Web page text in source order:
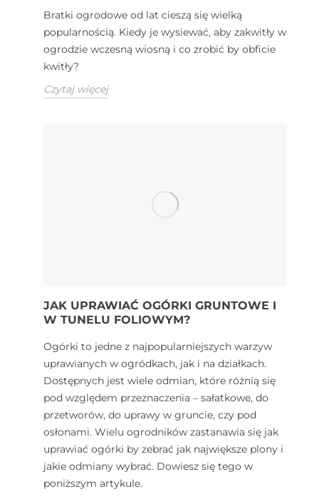
Bratki ogrodowe od lat cieszą się wielką
popularnością. Kiedy je wysiewać, aby zakwitły w
ogrodzie wczesną wiosną i co zrobić by obficie
kwitły?
Czytaj więcej
JAK UPRAWIAĆ OGÓRKI GRUNTOWE I
W TUNELU FOLIOWYM?
Ogórki to jedne z najpopularniejszych warzyw
uprawianych w ogródkach, jak i na działkach.
Dostępnych jest wiele odmian, które różnią się
pod względem przeznaczenia – sałatkowe, do
przetworów, do uprawy w gruncie, czy pod
osłonami. Wielu ogrodników zastanawia się jak
uprawiać ogórki by zebrać jak największe plony i
jakie odmiany wybrać. Dowiesz się tego w
poniższym artykule.